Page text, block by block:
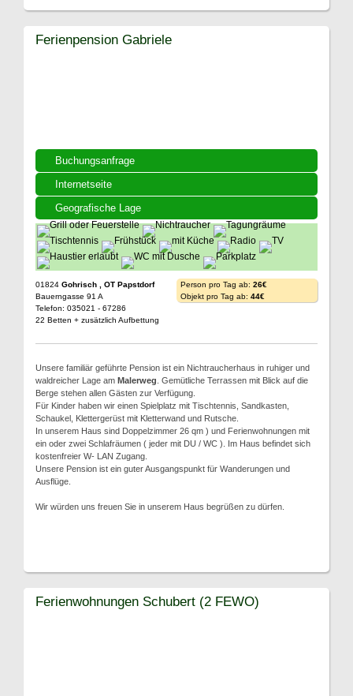
Buchungsanfrage
Internetseite
Geografische Lage
Ferienpension Gabriele
01824 Gohrisch , OT Papstdorf
Bauerngasse 91 A
Telefon: 035021 - 67286
22 Betten + zusätzlich Aufbettung
Person pro Tag ab: 26€
Objekt pro Tag ab: 44€
Unsere familiär geführte Pension ist ein Nichtraucherhaus in ruhiger und
waldreicher Lage am Malerweg . Gemütliche Terrassen mit Blick auf die
Berge stehen allen Gästen zur Verfügung.
Für Kinder haben wir einen Spielplatz mit Tischtennis, Sandkasten,
Schaukel, Klettergerüst mit Kletterwand und Rutsche.
In unserem Haus sind Doppelzimmer 26 qm ) und Ferienwohnungen mit
ein oder zwei Schlafräumen ( jeder mit DU / WC ). Im Haus befindet sich
kostenfreier W- LAN Zugang.
Unsere Pension ist ein guter Ausgangspunkt für Wanderungen und
Ausflüge.
Wir würden uns freuen Sie in unserem Haus begrüßen zu dürfen.
Ferienwohnungen Schubert (2 FEWO)